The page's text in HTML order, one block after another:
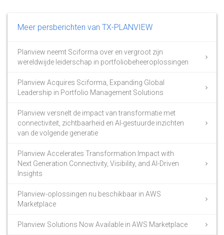
Meer persberichten van TX-PLANVIEW
Planview neemt Sciforma over en vergroot zijn
wereldwijde leiderschap in portfoliobeheeroplossingen
Planview Acquires Sciforma, Expanding Global
Leadership in Portfolio Management Solutions
Planview versnelt de impact van transformatie met
connectiviteit, zichtbaarheid en AI-gestuurde inzichten
van de volgende generatie
Planview Accelerates Transformation Impact with
Next Generation Connectivity, Visibility, and AI-Driven
Insights
Planview-oplossingen nu beschikbaar in AWS
Marketplace
Planview Solutions Now Available in AWS Marketplace